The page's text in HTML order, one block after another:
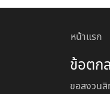
หน้าแรก
ข้อตก
ขอสงวน